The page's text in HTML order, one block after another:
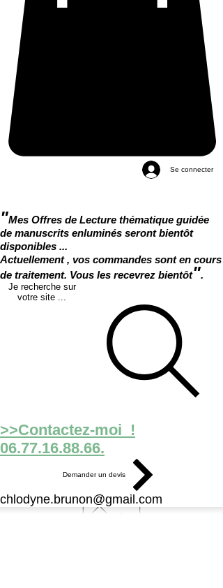
Se connecter
"Mes Offres de Lecture thématique guidée
de manuscrits enluminés seront bientôt
disponibles ...
Actuellement , vos commandes sont en cours
de traitement. Vous les recevrez bientôt".
Je recherche sur
votre site ...
>>Contactez-moi !
06.77.16.88.66.
Demander un devis
chlodyne.brunon@gmail.com